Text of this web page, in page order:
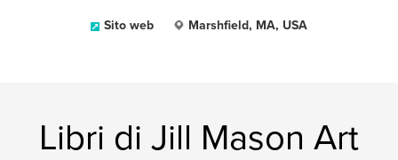
Sito web Marshfield, MA, USA
Libri di Jill Mason Art